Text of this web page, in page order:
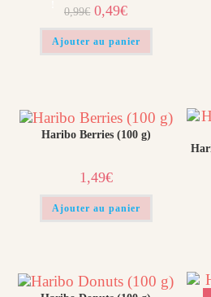
0,99€ Le
prix
initial
était :
0,99€.
0,49€Le
prix
actuel
est :
0,49€.
Ajouter au panier
Haribo Berries​ (100 g)​
1,49€
Ajouter au panier